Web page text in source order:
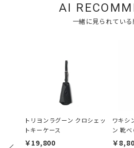
AI
一緒に見られてい
トリヨンラグーン クロシェッ
トキーケース
￥19,800
ワキシ
ン 靴べ
￥